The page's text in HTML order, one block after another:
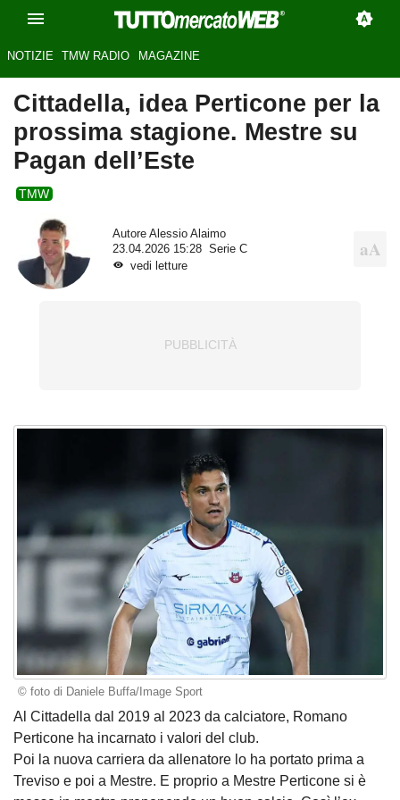
NOTIZIE TMW RADIO MAGAZINE
Cittadella, idea Perticone per la
prossima stagione. Mestre su
Pagan dell’Este
TMW
Autore Alessio Alaimo
23.04.2026 15:28
Serie C
vedi letture
© foto di Daniele Buffa/Image Sport
Al Cittadella dal 2019 al 2023 da calciatore, Romano
Perticone ha incarnato i valori del club.
Poi la nuova carriera da allenatore lo ha portato prima a
Treviso e poi a Mestre. E proprio a Mestre Perticone si è